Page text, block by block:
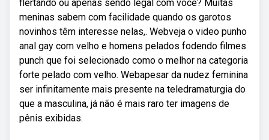
flertando ou apenas sendo legal com você? Muitas
meninas sabem com facilidade quando os garotos
novinhos têm interesse nelas,. Webveja o video punho
anal gay com velho e homens pelados fodendo filmes
punch que foi selecionado como o melhor na categoria
forte pelado com velho. Webapesar da nudez feminina
ser infinitamente mais presente na teledramaturgia do
que a masculina, já não é mais raro ter imagens de
pênis exibidas.